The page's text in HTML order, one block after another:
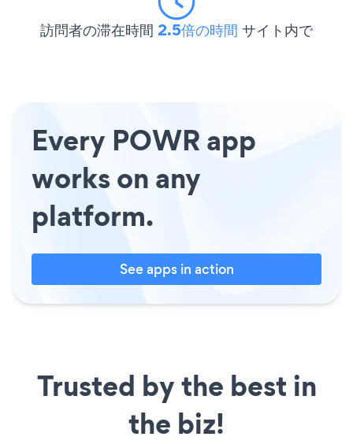
訪問者の滞在時間 2.5倍の時間 サイト内で
Every POWR app
works on any
platform.
See apps in action
Trusted by the best in
the biz!